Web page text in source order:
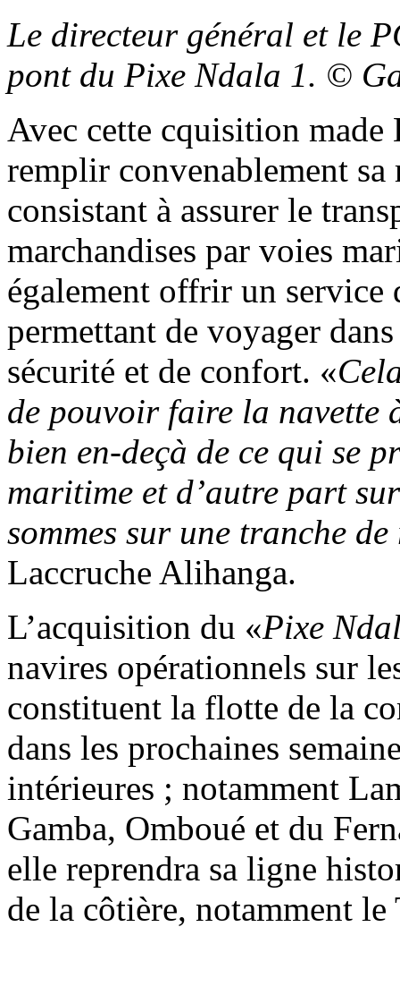
Le directeur général et le
pont du Pixe Ndala 1. ©
Avec cette cquisition
remplir convenablement
consistant à assurer le
marchandises par voies
également offrir un service
permettant de voyager
sécurité et de confort. «
de pouvoir faire la navette
bien en-deçà de ce qui se
maritime et d’autre part
sommes sur une tranche
Laccruche Alihanga.
L’acquisition du «Pixe
navires opérationnels sur
constituent la flotte de la
dans les prochaines
intérieures ; notamment
Gamba, Omboué et du
elle reprendra sa ligne
de la côtière, notamment